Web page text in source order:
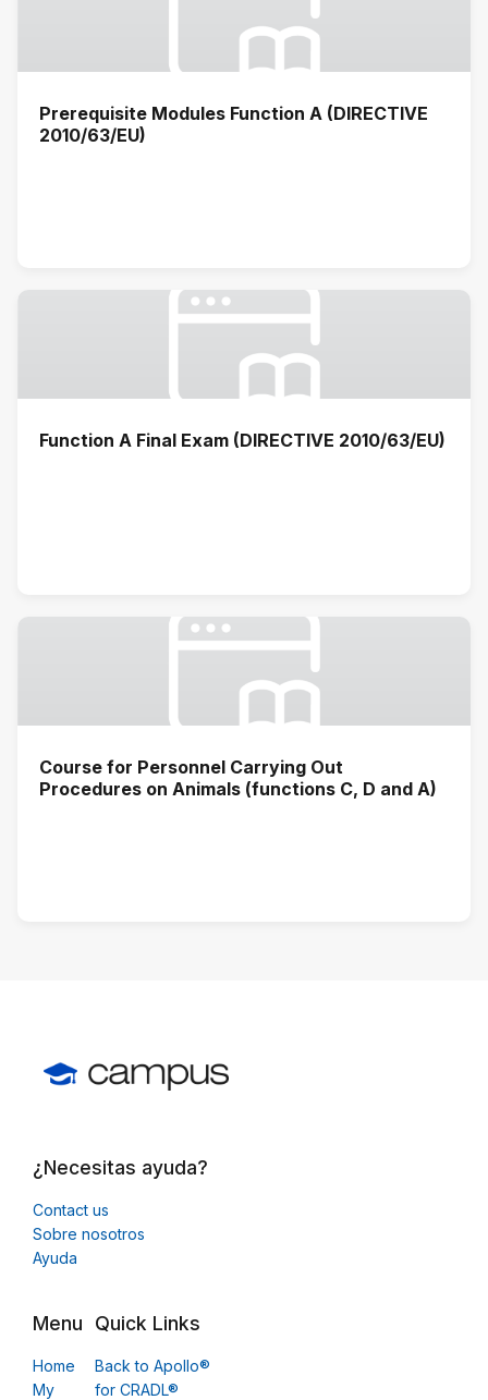
Prerequisite Modules Function A (DIRECTIVE
2010/63/EU)
Function A Final Exam (DIRECTIVE 2010/63/EU)
Course for Personnel Carrying Out
Procedures on Animals (functions C, D and A)
¿Necesitas ayuda?
Contact us
Sobre nosotros
Ayuda
Menu
Home
My
Quick Links
Back to Apollo®
for CRADL®